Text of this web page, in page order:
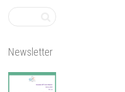
Newsletter